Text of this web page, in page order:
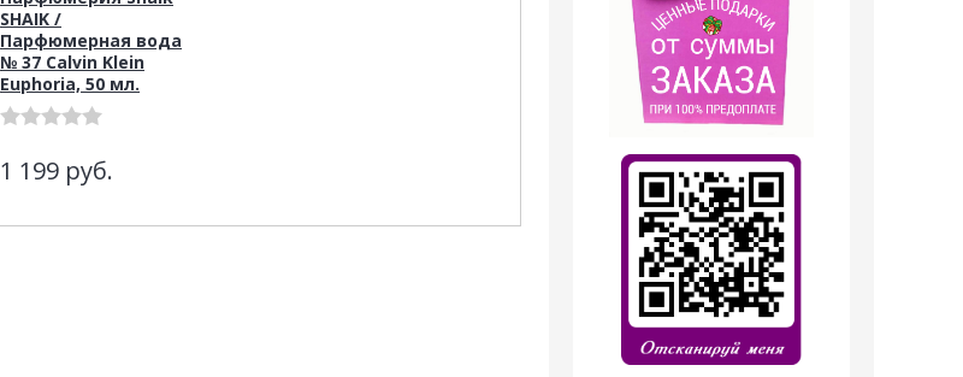
SHAIK /
Парфюмерная вода
№ 37 Calvin Klein
Euphoria, 50 мл.
1 199 руб.